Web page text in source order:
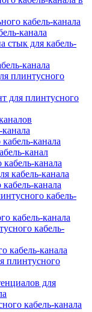
кабель-канала
канала
стык для кабель-
канала
плинтусного
для плинтусного
канала
канал
канала
кабель-канала
канала
кабель-
кабель-канала
кабель-
кабель-канала
плинтусного
для
кабель-канала